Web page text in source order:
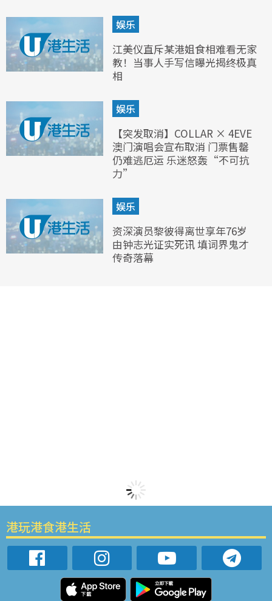
娱乐
江美仪直斥某港姐食相难看无家
教！当事人手写信曝光揭终极真
相
娱乐
【突发取消】COLLAR × 4EVE
澳门演唱会宣布取消 门票售罄
仍难逃厄运 乐迷怒轰“不可抗
力”
娱乐
资深演员黎彼得离世享年76岁
由钟志光证实死讯 填词界鬼才
传奇落幕
港玩港食港生活